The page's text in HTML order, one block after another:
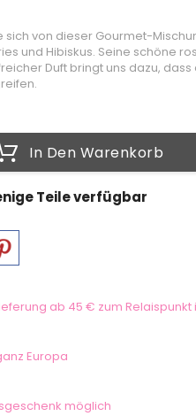
sich von dieser Gourmet-
und Hibiskus. Seine schöne
Duft bringt uns dazu,
In Den Warenkorb
Teile verfügbar
ab 45 € zum Relaispunkt
Europa
möglich